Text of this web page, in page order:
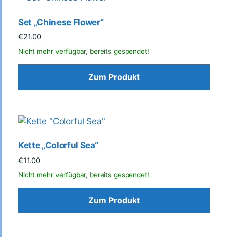
Set „Chinese Flower“
€21.00
Zum Produkt
Kette „Colorful Sea“
€11.00
Zum Produkt